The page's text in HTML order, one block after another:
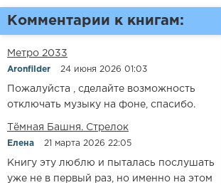
Комментарии к книгам:
Метро 2033
Aronfilder 24 июня 2026 01:03
Пожалуйста , сделайте возможность
отключать музыку на фоне, спасибо.
​​Тёмная Башня. Стрелок
Елена 21 марта 2026 22:05
Книгу эту люблю и пыталась послушать
уже не в первый раз, но именно на этом